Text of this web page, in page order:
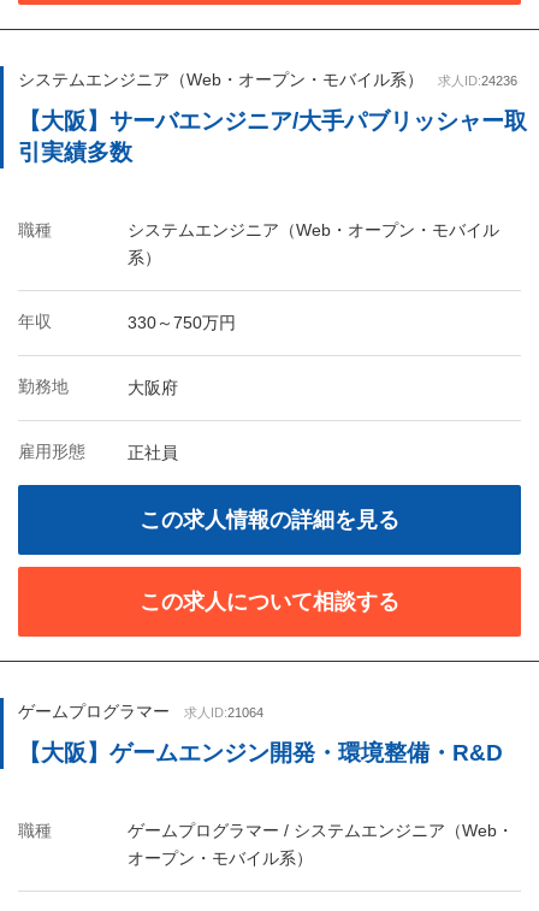
システムエンジニア（Web・オープン・モバイル系） 求人ID:24236
【大阪】サーバエンジニア/大手パブリッシャー取
引実績多数
職種
システムエンジニア（Web・オープン・モバイル
系）
年収 330～750万円
勤務地 大阪府
雇用形態 正社員
この求人情報の詳細を見る
この求人について相談する
ゲームプログラマー 求人ID:21064
【大阪】ゲームエンジン開発・環境整備・R&D
職種
ゲームプログラマー / システムエンジニア（Web・
オープン・モバイル系）